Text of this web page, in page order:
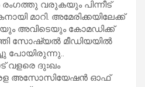
വരുകയും പിന്നീട്
മാറി. അമേരിക്കയിലേക്ക്
അവിടെയും കോമഡിക്ക്
സോഷ്യൽ മീഡിയയിൽ
പോയിരുന്നു..
വളരെ ദുഃഖം
അസോസിയേഷൻ ഓഫ്